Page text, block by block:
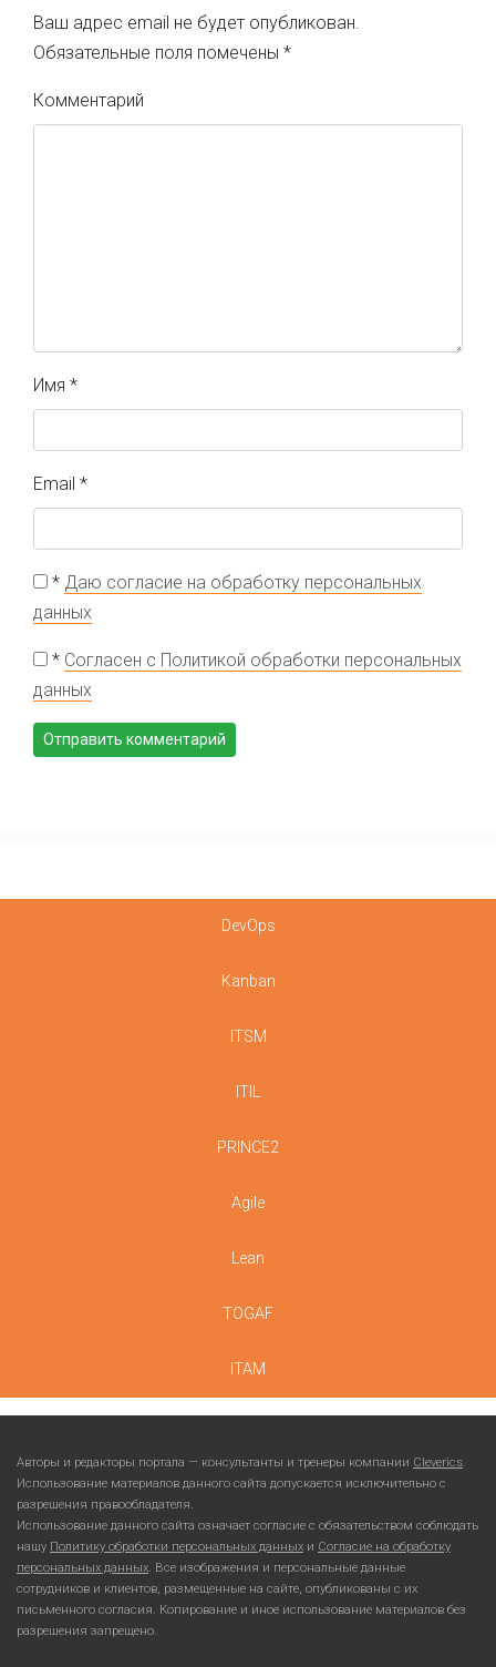
Ваш адрес email не будет опубликован.
Обязательные поля помечены *
Комментарий
Имя *
Email *
* Даю согласие на обработку персональных
данных
* Согласен с Политикой обработки персональных
данных
DevOps
Kanban
ITSM
ITIL
PRINCE2
Agile
Lean
TOGAF
ITAM
Авторы и редакторы портала — консультанты и тренеры компании Cleverics.
Использование материалов данного сайта допускается исключительно с
разрешения правообладателя.
Использование данного сайта означает согласие с обязательством соблюдать
нашу Политику обработки персональных данных и Согласие на обработку
персональных данных. Все изображения и персональные данные
сотрудников и клиентов, размещенные на сайте, опубликованы с их
письменного согласия. Копирование и иное использование материалов без
разрешения запрещено.